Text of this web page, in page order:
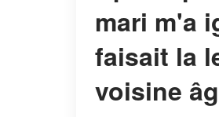
mari m'a
faisait la
voisine